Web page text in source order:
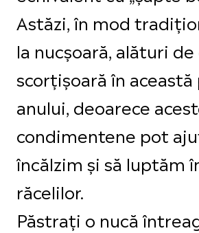
Astăzi, în mod
la nucșoară, alături
scorțișoară în
anului, deoarece
condimentene pot
încălzim și să luptăm
răcelilor.
Păstrați o nucă